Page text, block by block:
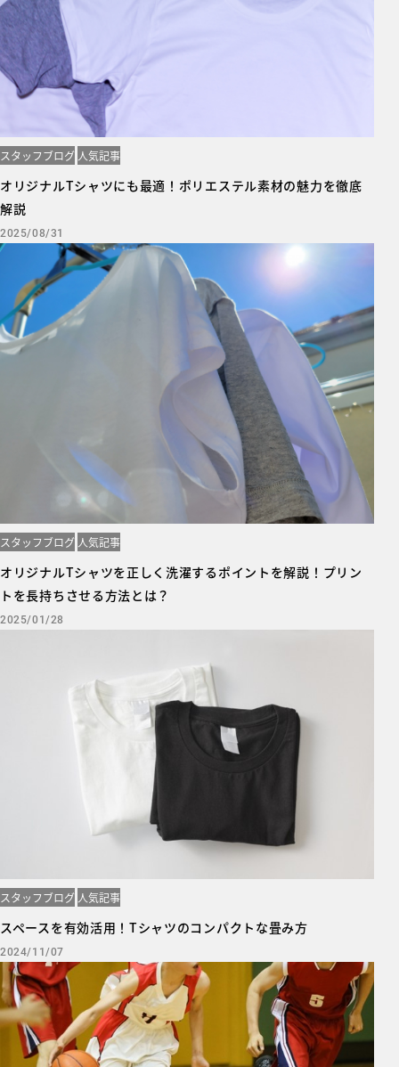
スタッフブログ 人気記事
オリジナルTシャツにも最適！ポリエステル素材の魅力を徹底
解説
2025/08/31
スタッフブログ 人気記事
オリジナルTシャツを正しく洗濯するポイントを解説！プリン
トを長持ちさせる方法とは？
2025/01/28
スタッフブログ 人気記事
スペースを有効活用！Tシャツのコンパクトな畳み方
2024/11/07